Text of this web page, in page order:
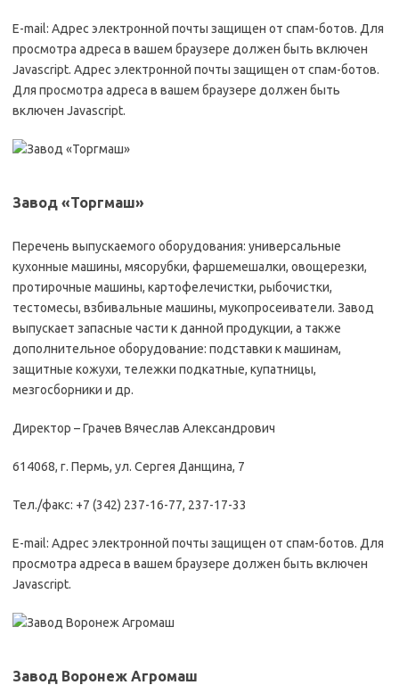
E-mail: Адрес электронной почты защищен от спам-ботов. Для
просмотра адреса в вашем браузере должен быть включен
Javascript. Адрес электронной почты защищен от спам-ботов.
Для просмотра адреса в вашем браузере должен быть
включен Javascript.
Завод «Торгмаш»
Перечень выпускаемого оборудования: универсальные
кухонные машины, мясорубки, фаршемешалки, овощерезки,
протирочные машины, картофелечистки, рыбочистки,
тестомесы, взбивальные машины, мукопросеиватели. Завод
выпускает запасные части к данной продукции, а также
дополнительное оборудование: подставки к машинам,
защитные кожухи, тележки подкатные, купатницы,
мезгосборники и др.
Директор – Грачев Вячеслав Александрович
614068, г. Пермь, ул. Сергея Данщина, 7
Тел./факс: +7 (342) 237-16-77, 237-17-33
E-mail: Адрес электронной почты защищен от спам-ботов. Для
просмотра адреса в вашем браузере должен быть включен
Javascript.
Завод Воронеж Агромаш